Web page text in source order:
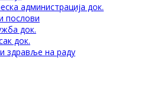
администрација док.
послови
док.
док.
здравље на раду